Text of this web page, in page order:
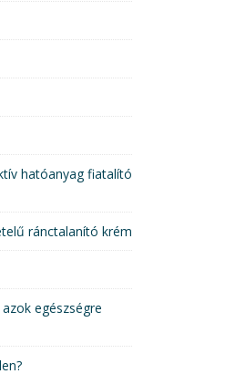
hatóanyag fiatalító
ránctalanító krém
egészségre